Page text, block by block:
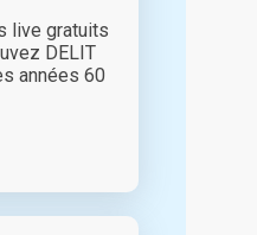
live gratuits
DELIT
années 60